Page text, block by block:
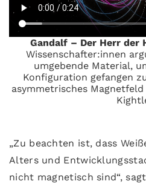
Gandalf – Der Herr der
Wissenschafter:innen
umgebende Material,
Konfiguration gefangen
asymmetrisches
„Zu beachten ist, dass
Alters und
nicht magnetisch sind“,